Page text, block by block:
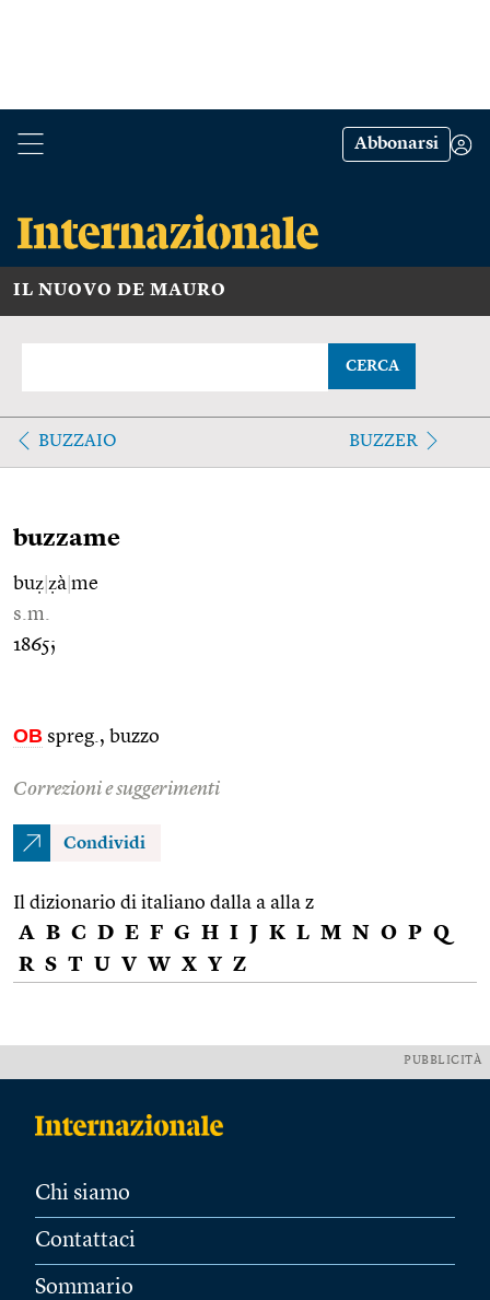
Abbonarsi
IL NUOVO DE MAURO
CERCA
BUZZAIO BUZZER
buzzame
buẓ ẓà me
s.m.
1865;
OB spreg., buzzo
Correzioni e suggerimenti
Condividi
Il dizionario di italiano dalla a alla z
A B C D E F G H I J K L M N O P Q
R S T U V W X Y Z
PUBBLICITÀ
Chi siamo
Contattaci
Sommario